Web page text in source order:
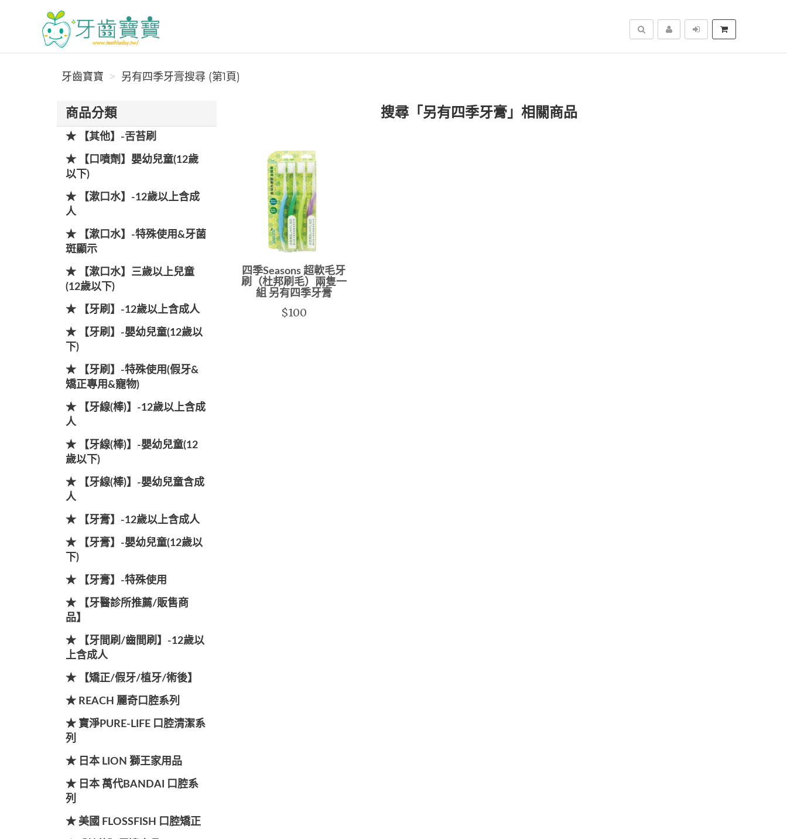
牙齒寶寶
搜尋
牙齒寶寶 另有四季牙膏搜尋 (第1頁)
商品分類
★ 【其他】-舌苔刷
★ 【口噴劑】嬰幼兒童(12歲
以下)
★ 【漱口水】-12歲以上含成
人
★ 【漱口水】-特殊使用&牙菌
斑顯示
★ 【漱口水】三歲以上兒童
(12歲以下)
★ 【牙刷】-12歲以上含成人
★ 【牙刷】-嬰幼兒童(12歲以
下)
★ 【牙刷】-特殊使用(假牙&
矯正專用&寵物)
★ 【牙線(棒)】-12歲以上含成
人
★ 【牙線(棒)】-嬰幼兒童(12
歲以下)
★ 【牙線(棒)】-嬰幼兒童含成
人
★ 【牙膏】-12歲以上含成人
★ 【牙膏】-嬰幼兒童(12歲以
下)
★ 【牙膏】-特殊使用
★ 【牙醫診所推薦/販售商
品】
★ 【牙間刷/齒間刷】-12歲以
上含成人
★ 【矯正/假牙/植牙/術後】
★ REACH 麗奇口腔系列
★ 寶淨PURE-LIFE 口腔清潔系
列
★ 日本 LION 獅王家用品
★ 日本 萬代BANDAI 口腔系
列
★ 美國 FLOSSFISH 口腔矯正
搜尋「另有四季牙膏」相關商品
四季Seasons 超軟毛牙
刷（杜邦刷毛）兩隻一
組 另有四季牙膏
$100